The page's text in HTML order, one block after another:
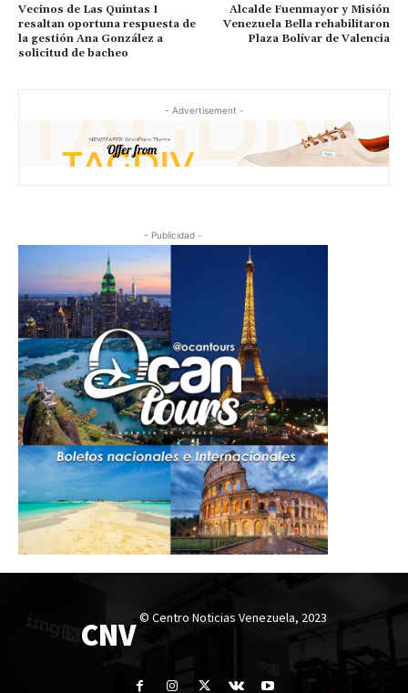
Vecinos de Las Quintas I
resaltan oportuna respuesta de
la gestión Ana González a
solicitud de bacheo
Alcalde Fuenmayor y Misión
Venezuela Bella rehabilitaron
Plaza Bolívar de Valencia
- Advertisement -
- Publicidad -
CNV © Centro Noticias Venezuela, 2023